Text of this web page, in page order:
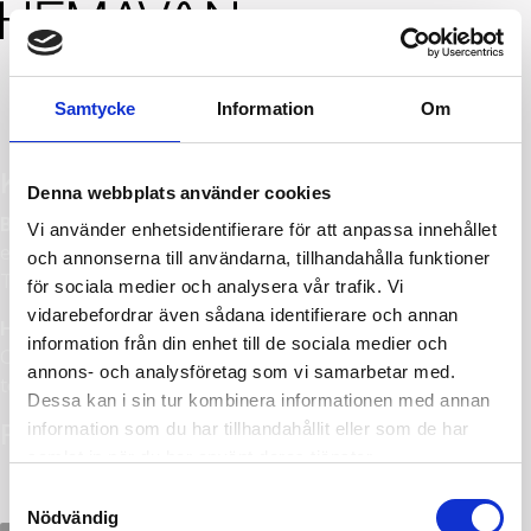
Samtycke Information Om
Denna webbplats använder cookies
Vi använder enhetsidentifierare för att anpassa innehållet
och annonserna till användarna, tillhandahålla funktioner
för sociala medier och analysera vår trafik. Vi
vidarebefordrar även sådana identifierare och annan
information från din enhet till de sociala medier och
annons- och analysföretag som vi samarbetar med.
Dessa kan i sin tur kombinera informationen med annan
information som du har tillhandahållit eller som de har
Nödvändig
Kontakt
Bokning
e-post:bokning@hemavan.nu
Tel:+46(0)954-301 50
Hemavan Alpint AB
Centrumvägen 1, 925 93 Hemavan
tel:+46(0)954-301 50
Följ oss